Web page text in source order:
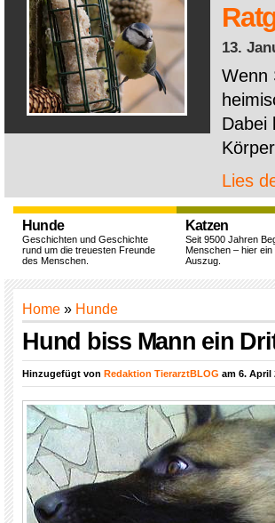
13.
Wenn
Dabei
Lies
Hunde
Geschichten und Geschichte
rund um die treuesten Freunde
des Menschen.
Katzen
Seit 9500 Jahren
Menschen – hier ein
Auszug.
Home » Hunde
Hund biss Mann ein
Hinzugefügt von Redaktion TierarztBLOG am 6. April